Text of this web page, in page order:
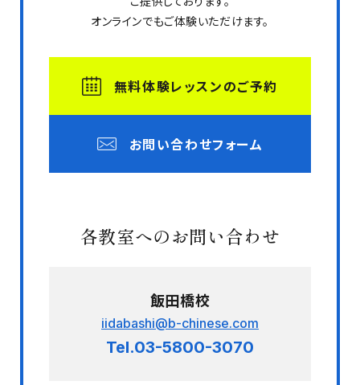
オンラインでもご体験いただけます。
各教室へのお問い合わせ
飯田橋校
iidabashi@b-chinese.com
Tel.03-5800-3070